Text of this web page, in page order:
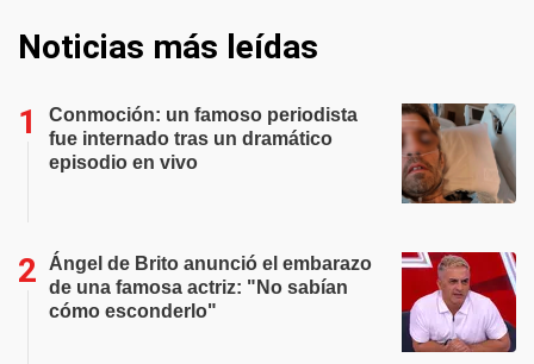
Noticias más leídas
Conmoción: un famoso periodista
fue internado tras un dramático
episodio en vivo
Ángel de Brito anunció el embarazo
de una famosa actriz: "No sabían
cómo esconderlo"